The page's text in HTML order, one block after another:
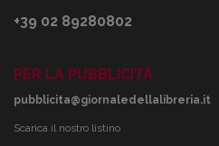
+39 02 89280802
PER LA PUBBLICITÀ
pubblicita@giornaledellalibreria.it
Scarica il nostro listino